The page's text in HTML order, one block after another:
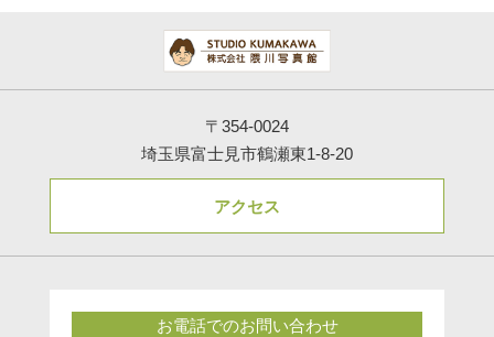
〒354-0024
埼玉県富士見市鶴瀬東1-8-20
アクセス
お電話でのお問い合わせ